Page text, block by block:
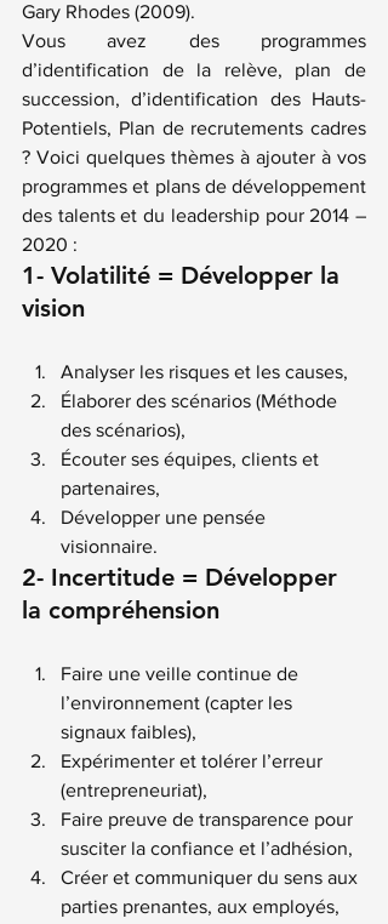
Gary Rhodes (2009).
Vous avez des programmes
d’identification de la relève, plan de
succession, d’identification des Hauts-
Potentiels, Plan de recrutements cadres
? Voici quelques thèmes à ajouter à vos
programmes et plans de développement
des talents et du leadership pour 2014 –
2020 :
1- Volatilité = Développer la
vision
Analyser les risques et les causes,
Élaborer des scénarios (Méthode
des scénarios),
Écouter ses équipes, clients et
partenaires,
Développer une pensée
visionnaire.
2- Incertitude = Développer
la compréhension
Faire une veille continue de
l’environnement (capter les
signaux faibles),
Expérimenter et tolérer l’erreur
(entrepreneuriat),
Faire preuve de transparence pour
susciter la confiance et l’adhésion,
Créer et communiquer du sens aux
parties prenantes, aux employés,